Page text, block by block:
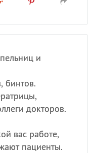
и
бинтов.
докторов.
вас работе,
пациенты.